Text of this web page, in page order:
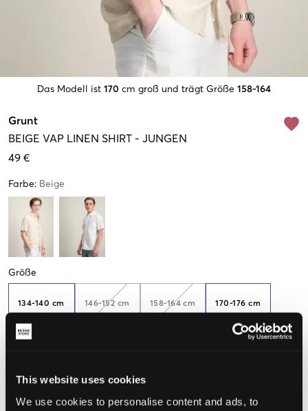
This website uses cookies
We use cookies to personalise content and ads, to
Das Modell ist 170 cm groß und trägt Größe 158-164
Grunt
BEIGE VAP LINEN SHIRT - JUNGEN
49 €
Farbe: Beige
Größe
134-140 cm 146-152 cm 158-164 cm 170-176 cm
Wahrgenommene Größe